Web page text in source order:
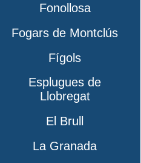
Fonollosa
Fogars de Montclús
Fígols
Esplugues de
Llobregat
El Brull
La Granada